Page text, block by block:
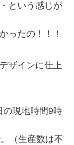
という感じが
ったの！！！
ザインに仕上
の現地時間9時
（生産数は不